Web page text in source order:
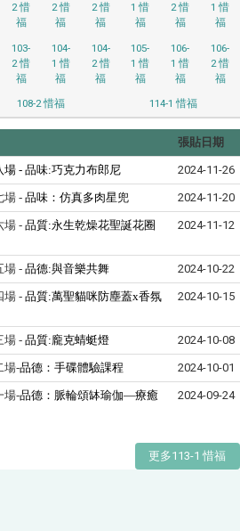
2 惜
福
2 惜
福
2 惜
福
1 惜
福
2 惜
福
1 惜
福
103-
2 惜
福
104-
1 惜
福
104-
2 惜
福
105-
1 惜
福
106-
1 惜
福
106-
2 惜
福
108-2 惜福 114-1 惜福
張貼日期
場 - 品味:巧克力布郎尼 2024-11-26
場 - 品味：仿真多肉星兜 2024-11-20
場 - 品質:永生乾燥花聖誕花圈
2024-11-12
場 - 品德:與音樂共舞 2024-10-22
場 - 品質:萬聖貓咪防塵蓋x香氛
2024-10-15
場 - 品質:龐克蜻蜓燈 2024-10-08
場-品德：手碟體驗課程 2024-10-01
場-品德：脈輪頌缽瑜伽—療癒
2024-09-24
更多113-1 惜福